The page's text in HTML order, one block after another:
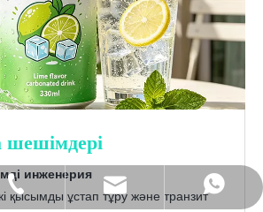
инженерия:
қысымды ұстап тұру және транзит
+86 17861004208
admin@jinzhouhi.com
+86 15589939275